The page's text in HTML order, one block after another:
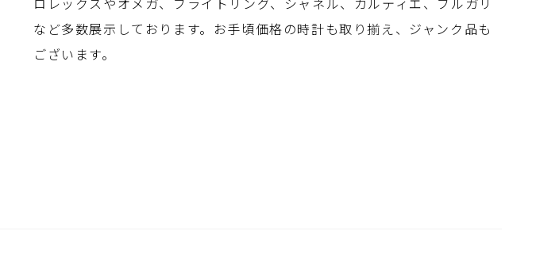
など多数展示しております。お手頃価格の時計も取り揃え、ジャンク品も
ございます。